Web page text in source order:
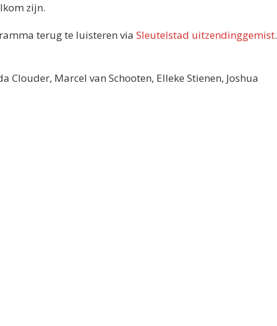
zijn.
terug te luisteren via Sleutelstad uitzendinggemist.
Marcel van Schooten, Elleke Stienen, Joshua